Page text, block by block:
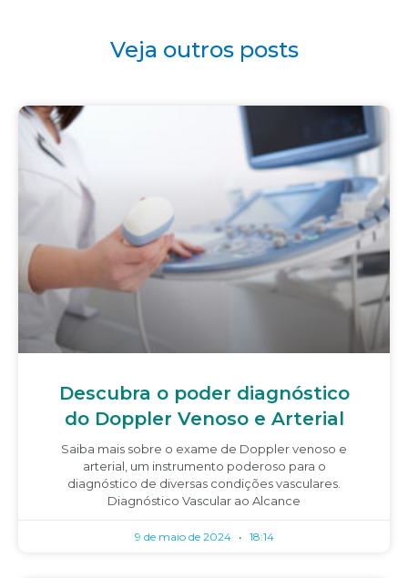
Veja outros posts
Descubra o poder diagnóstico
do Doppler Venoso e Arterial
Saiba mais sobre o exame de Doppler venoso e
arterial, um instrumento poderoso para o
diagnóstico de diversas condições vasculares.
Diagnóstico Vascular ao Alcance
9 de maio de 2024 18:14